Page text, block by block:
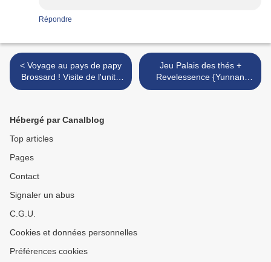
Répondre
< Voyage au pays de papy
Brossard ! Visite de l'unité
de production de Pithiviers.
Jeu Palais des thés +
Revelessence {Yunnan
impérial+Darjeeling
Hébergé par Canalblog
Top articles
Pages
Contact
Signaler un abus
C.G.U.
Cookies et données personnelles
Préférences cookies